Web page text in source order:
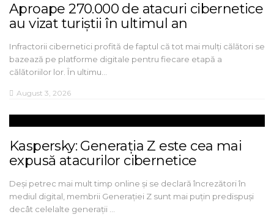
Aproape 270.000 de atacuri cibernetice
au vizat turiștii în ultimul an
Infractorii cibernetici profită de faptul că tot mai mulți călători se
bazează pe platforme digitale pentru fiecare etapă a
călătoriilor lor. În ultimu…
August 3, 2026
Kaspersky: Generația Z este cea mai
expusă atacurilor cibernetice
Deși petrec mai mult timp online și se declară încrezători în
mediul digital, membrii Generației Z sunt mai puțin predispuși
decât celelalte generații …